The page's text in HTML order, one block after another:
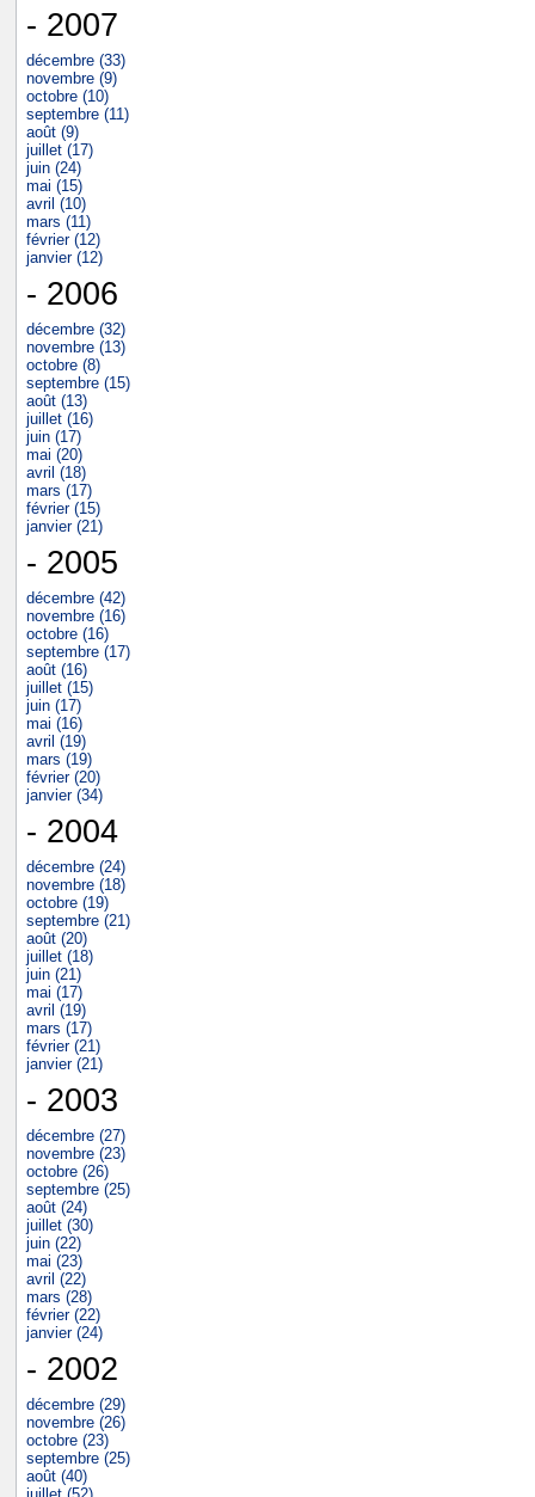
- 2007
décembre (33)
novembre (9)
octobre (10)
septembre (11)
août (9)
juillet (17)
juin (24)
mai (15)
avril (10)
mars (11)
février (12)
janvier (12)
- 2006
décembre (32)
novembre (13)
octobre (8)
septembre (15)
août (13)
juillet (16)
juin (17)
mai (20)
avril (18)
mars (17)
février (15)
janvier (21)
- 2005
décembre (42)
novembre (16)
octobre (16)
septembre (17)
août (16)
juillet (15)
juin (17)
mai (16)
avril (19)
mars (19)
février (20)
janvier (34)
- 2004
décembre (24)
novembre (18)
octobre (19)
septembre (21)
août (20)
juillet (18)
juin (21)
mai (17)
avril (19)
mars (17)
février (21)
janvier (21)
- 2003
décembre (27)
novembre (23)
octobre (26)
septembre (25)
août (24)
juillet (30)
juin (22)
mai (23)
avril (22)
mars (28)
février (22)
janvier (24)
- 2002
décembre (29)
novembre (26)
octobre (23)
septembre (25)
août (40)